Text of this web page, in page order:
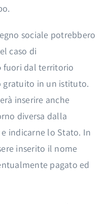
sociale potrebbero
caso di
fuori dal territorio
gratuito in un istituto.
inserire anche
diversa dalla
indicarne lo Stato. In
inserito il nome
pagato ed